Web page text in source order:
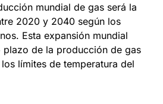
mundial de gas será la
2020 y 2040 según los
Esta expansión mundial
de la producción de gas
límites de temperatura del